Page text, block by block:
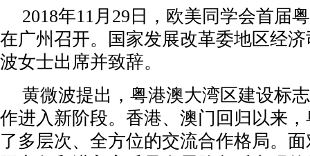
2018年11月29日，欧美同学会首届
在广州召开。国家发展改革委地区经
波女士出席并致辞。
黄微波提出，粤港澳大湾区建设标
作进入新阶段。香港、澳门回归以来
了多层次、全方位的交流合作格局。